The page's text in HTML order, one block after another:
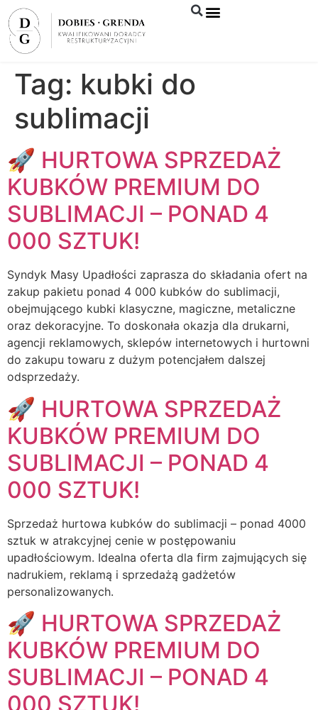
Tag: kubki do
sublimacji
🚀 HURTOWA SPRZEDAŻ
KUBKÓW PREMIUM DO
SUBLIMACJI – PONAD 4
000 SZTUK!
Syndyk Masy Upadłości zaprasza do składania ofert na
zakup pakietu ponad 4 000 kubków do sublimacji,
obejmującego kubki klasyczne, magiczne, metaliczne
oraz dekoracyjne. To doskonała okazja dla drukarni,
agencji reklamowych, sklepów internetowych i hurtowni
do zakupu towaru z dużym potencjałem dalszej
odsprzedaży.
🚀 HURTOWA SPRZEDAŻ
KUBKÓW PREMIUM DO
SUBLIMACJI – PONAD 4
000 SZTUK!
Sprzedaż hurtowa kubków do sublimacji – ponad 4000
sztuk w atrakcyjnej cenie w postępowaniu
upadłościowym. Idealna oferta dla firm zajmujących się
nadrukiem, reklamą i sprzedażą gadżetów
personalizowanych.
🚀 HURTOWA SPRZEDAŻ
KUBKÓW PREMIUM DO
SUBLIMACJI – PONAD 4
000 SZTUK!